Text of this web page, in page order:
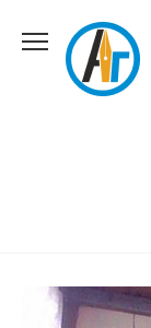
содержанию